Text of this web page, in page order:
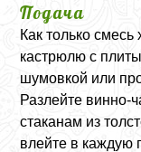
Подача
Как только
кастрюлю с
шумовкой или
Разлейте винно-
стаканам из
влейте в каждую